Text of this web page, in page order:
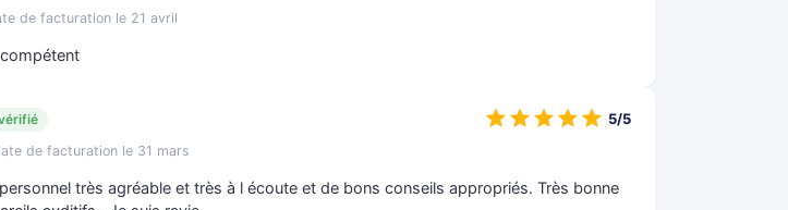
de facturation le 21 avril
de facturation le 31 mars
très agréable et très à l écoute et de bons conseils appropriés. Très bonne
5/5